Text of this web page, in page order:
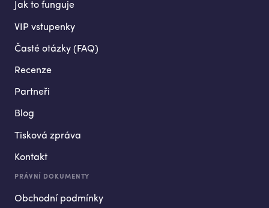
Jak to funguje
VIP vstupenky
Časté otázky (FAQ)
Recenze
Partneři
Blog
Tisková zpráva
Kontakt
PRÁVNÍ DOKUMENTY
Obchodní podmínky